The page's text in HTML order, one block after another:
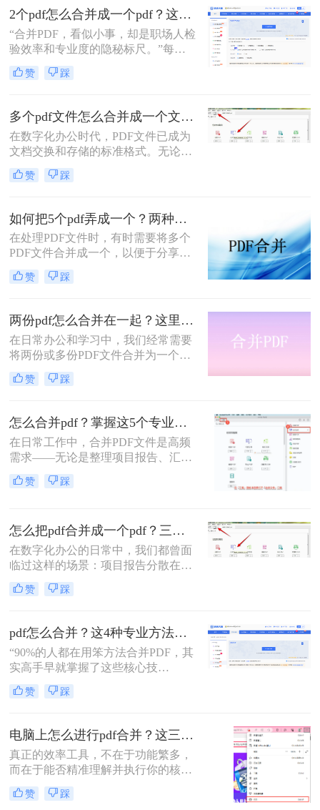
求。
评领域深耕多年的小编，我见过太多
职场朋友被基础的文档处理问题绊住
手脚。那么pdf如何合并成一个pdf
呢？
2个pdf怎么合并成一个pdf？这3个方法让你效率翻倍，安全省心！
“合并PDF，看似小事，却是职场人检
验效率和专业度的隐秘标尺。”每到
月底汇总报告、项目结案需整合多方
资料，或是自媒体朋友整理拍摄脚本
PDF文档感到头疼？手动复制粘贴？
格式全乱。
赞 踩
多个pdf文件怎么合并成一个文件？从新手到高手的完整指南！
在数字化办公时代，PDF文件已成为
文档交换和存储的标准格式。无论是
学术研究、工作报告还是法律文件，
我们经常需要将多个PDF文件整合为
对这一需求时常常感到困惑。那么多
个pdf文件怎么合并成一个文件呢？本
文将详细介绍七种常用且高效的PDF
合并方法，涵盖不同平台、使用场景
和技术水平，助您轻松应对各种PDF
处理需求。
赞 踩
如何把5个pdf弄成一个？两种实用方法详解分享！
在处理PDF文件时，有时需要将多个
PDF文件合并成一个，以便于分享、
存储或打印。那么如何把5个pdf弄成
一个呢？本文将介绍两种将五个PDF
赞 踩
两份pdf怎么合并在一起？这里分享4个合并方法！
在日常办公和学习中，我们经常需要
将两份或多份PDF文件合并为一个，
以便于查阅、分享和存储。那么两份
pdf怎么合并在一起呢？本文将介绍四
您轻松完成PDF合并任务。
赞 踩
怎么合并pdf？掌握这5个专业方法，效率提升300%！
在日常工作中，合并PDF文件是高频
需求——无论是整理项目报告、汇总
客户资料，还是准备学术论文。但许
多人仍在用低效、有风险的方法处理
我今天为你带来一份系统、专业的
PDF合并指南，助你告别效率低下与
安全隐患。
赞 踩
怎么把pdf合并成一个pdf？三招教你高效整合关键信息！
在数字化办公的日常中，我们都曾面
临过这样的场景：项目报告分散在多
个PDF里，学术论文章节各自独立，
或是一堆扫描合同需要整合。PDF合
响着我们的信息处理效率与专业形
象。那么怎么把pdf合并成一个pdf
呢？今天，作为一名深耕办公软件领
域多年的测评博主，我将为你揭秘三
种最高效的PDF合并方案，帮你彻底
摆脱文档管理的困扰。
赞 踩
pdf怎么合并？这4种专业方法，让你效率翻倍！
“90%的人都在用笨方法合并PDF，其
实高手早就掌握了这些核心技
巧。”作为一名在电脑办公软件领域
深耕多年的测评博主，每天都会收到
中，“PDF怎么合并”这个问题出现的
频率高居不下。这看似简单的操作，
却实实在在地困扰着众多职场人：报
告整合、资料归档、方案提交……每
一次低效的手动处理，都在悄悄吞噬
你的时间与耐心。
赞 踩
电脑上怎么进行pdf合并？这三招，让你十分钟从小白变高手！
真正的效率工具，不在于功能繁多，
而在于能否精准理解并执行你的核心
意图。“小编，快帮帮我！明早汇报
用的方案，十几份PDF还散着，甲方
赞 踩